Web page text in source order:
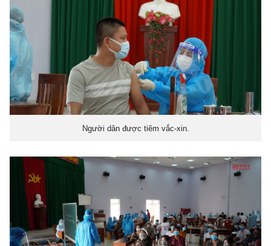
Người dân được tiêm vắc-xin.